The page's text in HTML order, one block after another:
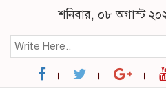
শনিবার, ০৮ অগাস্ট